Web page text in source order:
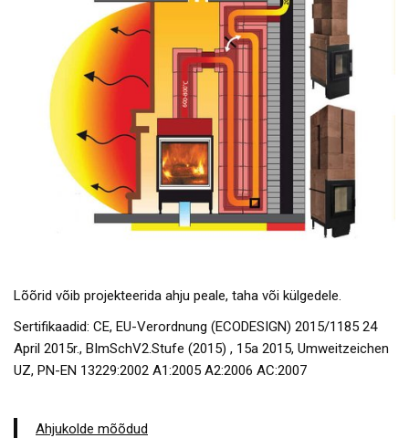
Lõõrid võib projekteerida ahju peale, taha või külgedele.
Sertifikaadid: CE, EU-Verordnung (ECODESIGN) 2015/1185 24
April 2015r., BImSchV2.Stufe (2015) , 15a 2015, Umweitzeichen
UZ, PN-EN 13229:2002 A1:2005 A2:2006 AC:2007
Ahjukolde mõõdud